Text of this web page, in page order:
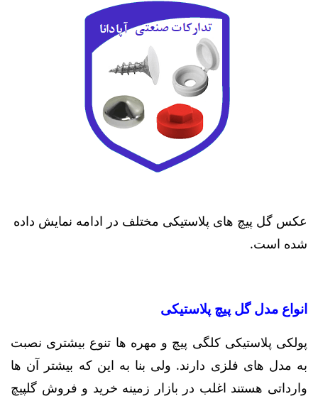
عکس گل پیچ های پلاستیکی مختلف در ادامه نمایش داده
شده است.
انواع مدل گل پیچ پلاستیکی
پولکی پلاستیکی کلگی پیچ و مهره ها تنوع بیشتری نصبت
به مدل های فلزی دارند. ولی بنا به این که بیشتر آن ها
وارداتی هستند اغلب در بازار زمینه خرید و فروش گلپیچ